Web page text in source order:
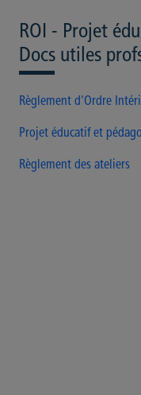
ROI - Projet
Docs utiles
Règlement d'Ordre
Projet éducatif et
Règlement des ateliers